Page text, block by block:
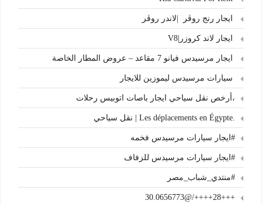
ايجار رنج روڤر |لاندر روڤر
ايجار لاند كروزر|V8
ايجار مرسيدس فيانو 7 مقاعد – عروض المطار الخاصة
سيارات مرسيدس ليموزين للايجار
،أرخص نقل سياحي ايجار باصات اتوبيس رحلات
.Les déplacements en Égypte | نقل سياحي
#ايجار سيارات مرسيدس فخمه
#ايجار سيارات مرسيدس للزفاف
#منتدي_شباب_مصر
+++28++++/@30.0656773